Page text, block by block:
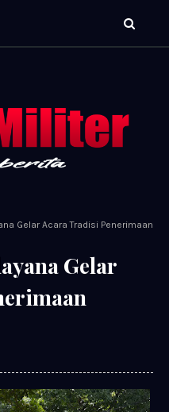
Gelar Acara Tradisi Penerimaan
Gelar